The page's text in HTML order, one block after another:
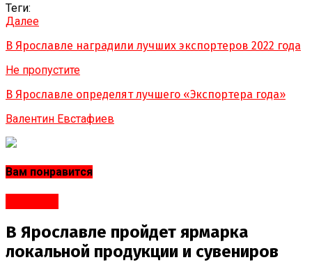
Теги:
Далее
В Ярославле наградили лучших экспортеров 2022 года
Не пропустите
В Ярославле определят лучшего «Экспортера года»
Валентин Евстафиев
Вам понравится
В Ярославле пройдет ярмарка
локальной продукции и сувениров